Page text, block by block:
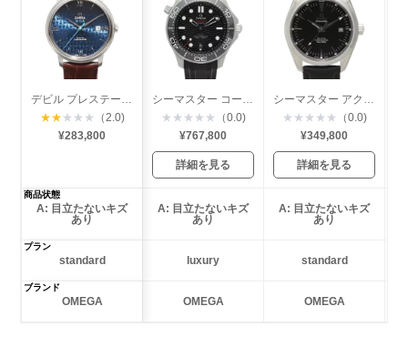
★★ ★ ★ ★
（2.0)
¥283,800
★ ★ ★ ★ ★
（0.0)
¥767,800
詳細を見る
★ ★ ★ ★ ★
（0.0)
¥349,800
詳細を見る
商品状態
A: 目立たないキズ
あり
A: 目立たないキズ
あり
A: 目立たないキズ
あり
プラン
standard luxury standard
ブランド
OMEGA OMEGA OMEGA